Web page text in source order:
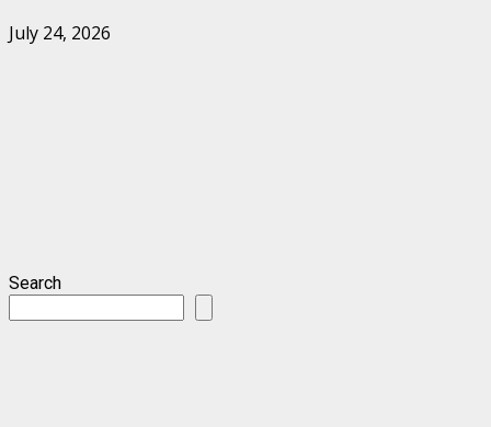
July 24, 2026
Search